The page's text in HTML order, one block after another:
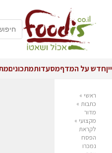
ייןחדש על המדףמסעדותמתכונים
ראשי »
כתבות »
מדור
מקצועי »
לקראת
הפסח
נמכרו